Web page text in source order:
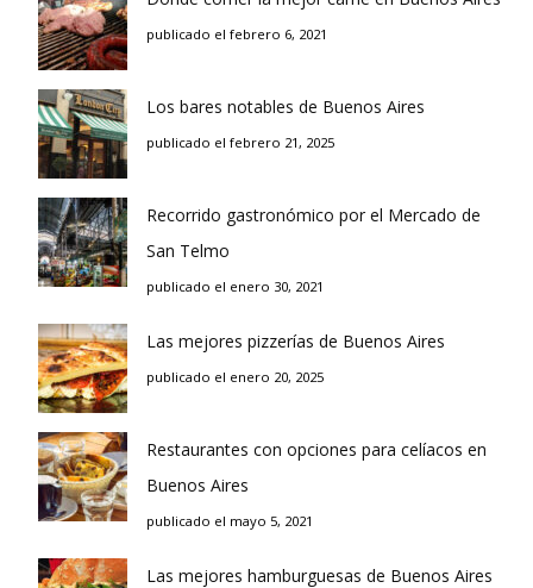
publicado el febrero 6, 2021
Los bares notables de Buenos Aires
publicado el febrero 21, 2025
Recorrido gastronómico por el Mercado de
San Telmo
publicado el enero 30, 2021
Las mejores pizzerías de Buenos Aires
publicado el enero 20, 2025
Restaurantes con opciones para celíacos en
Buenos Aires
publicado el mayo 5, 2021
Las mejores hamburguesas de Buenos Aires